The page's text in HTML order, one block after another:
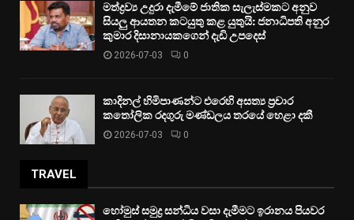
මත්ද්‍රව්‍ය උදුරා දැමීමේ ජාතික සැලැස්මකට අනුව
සියලු ආයතන කටයුතු කළ යුතුයි: ජනාධිපති අනුර
කුමාර දිසානායකගෙන් දැඩි උපදෙස්
2026-07-03 0
කාදිනල් හිමිපාණන්ට එරෙහි අසත්‍ය ප්‍රචාර
කතෝලික රදගුරු මණ්ඩලය තරයේ හෙළා දකී
2026-07-03 0
TRAVEL
හෝමුස් සමුද්‍ර සන්ධිය වසා දැමීමට ඉරානය පියවර